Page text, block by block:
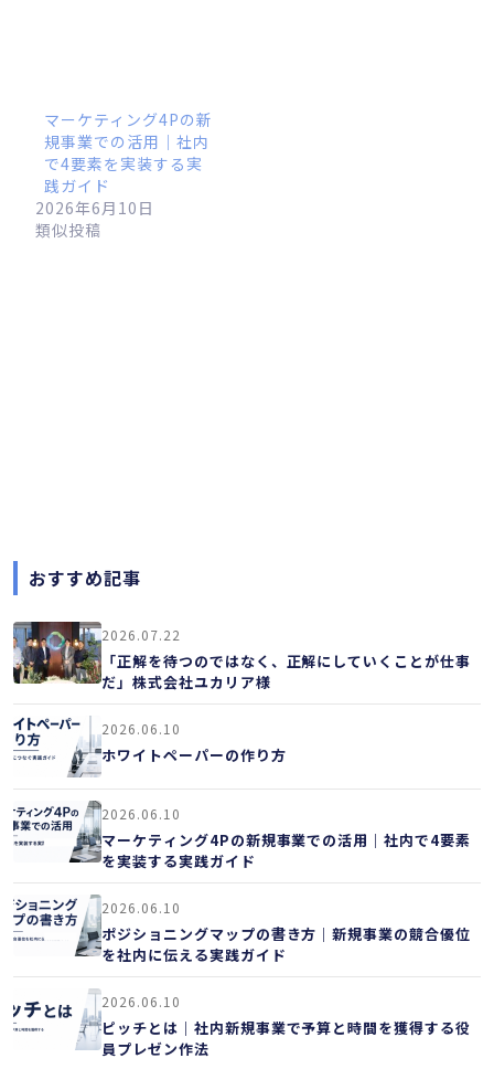
マーケティング4Pの新
規事業での活用｜社内
で4要素を実装する実
践ガイド
2026年6月10日
類似投稿
おすすめ記事
2026.07.22
「正解を待つのではなく、正解にしていくことが仕事
だ」株式会社ユカリア様
2026.06.10
ホワイトペーパーの作り方
2026.06.10
マーケティング4Pの新規事業での活用｜社内で4要素
を実装する実践ガイド
2026.06.10
ポジショニングマップの書き方｜新規事業の競合優位
を社内に伝える実践ガイド
2026.06.10
ピッチとは｜社内新規事業で予算と時間を獲得する役
員プレゼン作法